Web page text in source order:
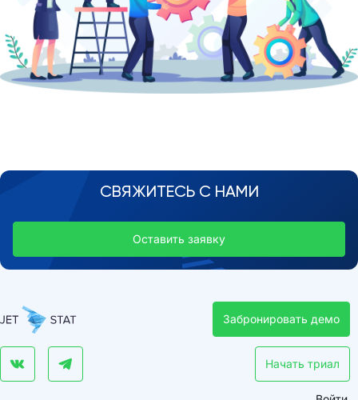
СВЯЖИТЕСЬ С НАМИ
Оставить заявку
Забронировать демо
Начать триал